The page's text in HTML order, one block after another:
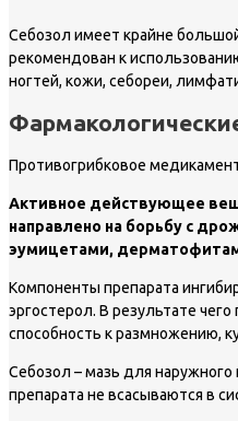
Себозол имеет крайне
рекомендован к
ногтей, кожи, себореи,
Противогрибковое
Активное действующее
направлено на борьбу с
эумицетами,
Компоненты препарата
эргостерол. В результате
способность к размножению,
Себозол – мазь для
препарата не всасываются в